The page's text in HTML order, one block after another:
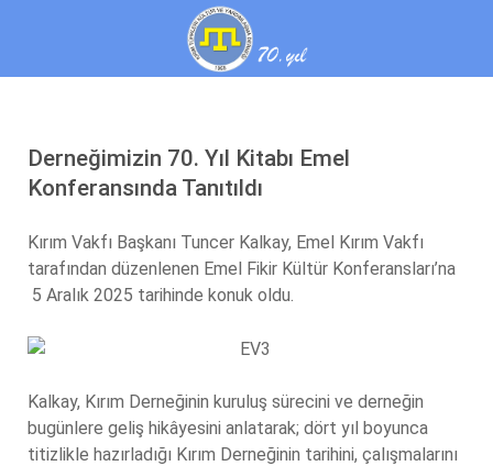
Derneğimizin 70. Yıl Kitabı Emel
Konferansında Tanıtıldı
Kırım Vakfı Başkanı Tuncer Kalkay, Emel Kırım Vakfı
tarafından düzenlenen Emel Fikir Kültür Konferansları’na
5 Aralık 2025 tarihinde konuk oldu.
Kalkay, Kırım Derneğinin kuruluş sürecini ve derneğin
bugünlere geliş hikâyesini anlatarak; dört yıl boyunca
titizlikle hazırladığı Kırım Derneğinin tarihini, çalışmalarını